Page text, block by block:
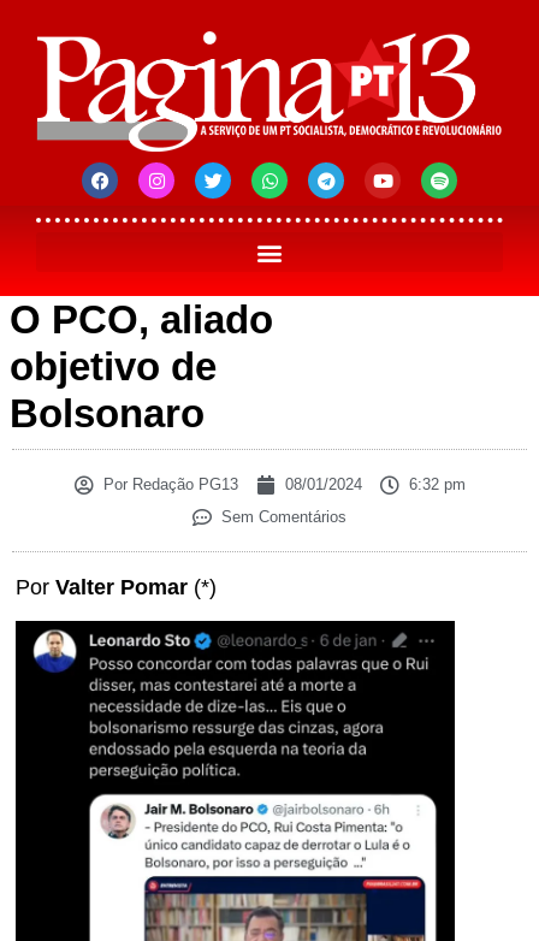
O PCO, aliado
objetivo de
Bolsonaro
PorRedação PG13 08/01/2024
6:32 pm
Sem Comentários
Por Valter Pomar (*)